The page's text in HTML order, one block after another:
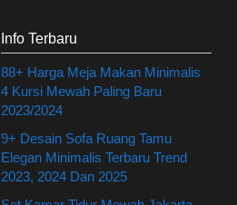
Info Terbaru
88+ Harga Meja Makan Minimalis
4 Kursi Mewah Paling Baru
2023/2024
9+ Desain Sofa Ruang Tamu
Elegan Minimalis Terbaru Trend
2023, 2024 Dan 2025